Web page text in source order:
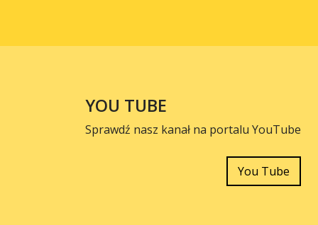
YOU TUBE
Sprawdź nasz kanał na portalu YouTube
You Tube